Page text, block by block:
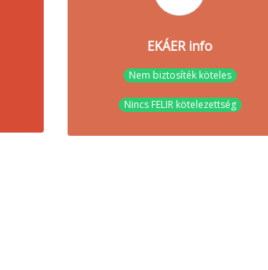
EKÁER info
Nem biztosíték köteles
Nincs FELIR kötelezettség